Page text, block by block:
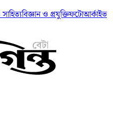
বিজ্ঞান ও প্রযুক্তিফটোআর্কাইভ